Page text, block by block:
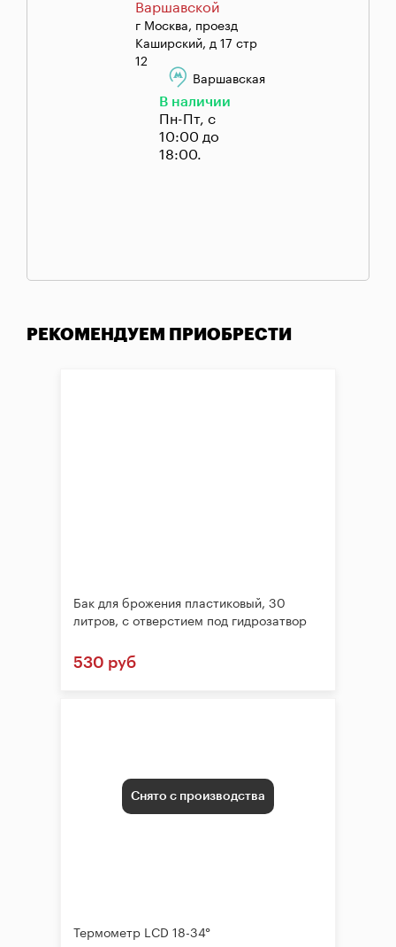
Варшавской
г Москва, проезд
Каширский, д 17 стр
12
Варшавская
В наличии
Пн-Пт, с
10:00 до
18:00.
РЕКОМЕНДУЕМ ПРИОБРЕСТИ
Бак для брожения пластиковый, 30
литров, с отверстием под гидрозатвор
530 руб
Снято с производства
Термометр LCD 18-34°